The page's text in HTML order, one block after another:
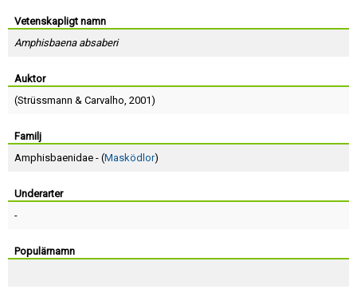
Vetenskapligt namn
Amphisbaena absaberi
Auktor
(Strüssmann & Carvalho, 2001)
Familj
Amphisbaenidae - (Masködlor)
Underarter
-
Populärnamn
Lösenord:
Terms of Service
Skapa konto